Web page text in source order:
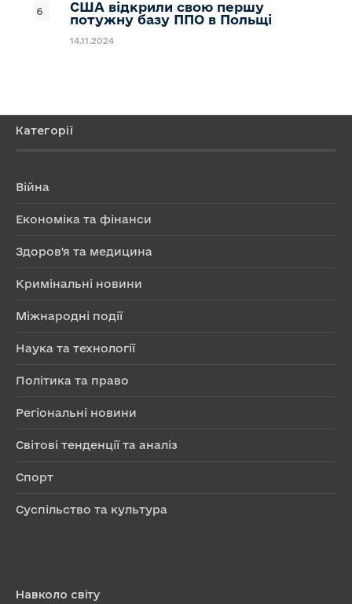
США відкрили свою першу
потужну базу ППО в Польщі
14.11.2024
Категорії
Війна
Економіка та фінанси
Здоров'я та медицина
Кримінальні новини
Міжнародні події
Наука та технології
Політика та право
Регіональні новини
Світові тенденції та аналіз
Спорт
Суспільство та культура
Навколо світу